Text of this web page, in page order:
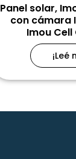
Panel solar,
con cámara
Imou Cell
¡Leé